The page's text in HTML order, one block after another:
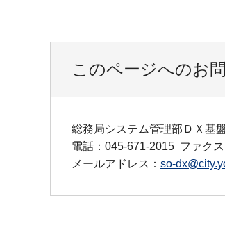
このページへのお
総務局システム管理部ＤＸ基
電話：045-671-2015 ファク
メールアドレス： so-